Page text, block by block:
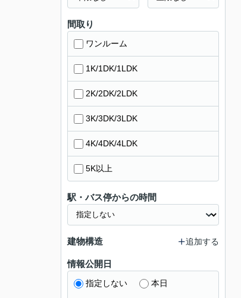
間取り
ワンルーム
1K/1DK/1LDK
2K/2DK/2LDK
3K/3DK/3LDK
4K/4DK/4LDK
5K以上
駅・バス停からの時間
建物構造 追加する
情報公開日
指定しない 本日